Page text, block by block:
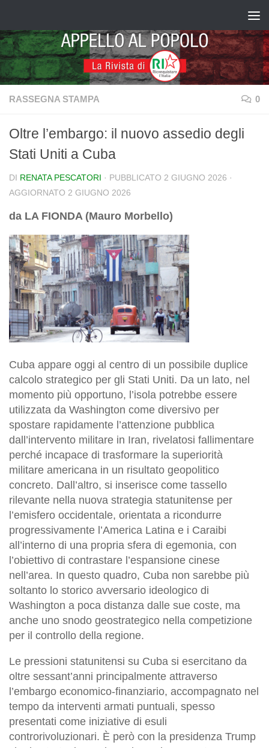
RASSEGNA STAMPA 0
Oltre l’embargo: il nuovo assedio degli
Stati Uniti a Cuba
DI RENATA PESCATORI · PUBBLICATO 2 GIUGNO 2026 ·
AGGIORNATO 2 GIUGNO 2026
da LA FIONDA (Mauro Morbello)
Cuba appare oggi al centro di un possibile duplice
calcolo strategico per gli Stati Uniti. Da un lato, nel
momento più opportuno, l’isola potrebbe essere
utilizzata da Washington come diversivo per
spostare rapidamente l’attenzione pubblica
dall’intervento militare in Iran, rivelatosi fallimentare
perché incapace di trasformare la superiorità
militare americana in un risultato geopolitico
concreto. Dall’altro, si inserisce come tassello
rilevante nella nuova strategia statunitense per
l’emisfero occidentale, orientata a ricondurre
progressivamente l’America Latina e i Caraibi
all’interno di una propria sfera di egemonia, con
l’obiettivo di contrastare l’espansione cinese
nell’area. In questo quadro, Cuba non sarebbe più
soltanto lo storico avversario ideologico di
Washington a poca distanza dalle sue coste, ma
anche uno snodo geostrategico nella competizione
per il controllo della regione.
Le pressioni statunitensi su Cuba si esercitano da
oltre sessant’anni principalmente attraverso
l’embargo economico-finanziario, accompagnato nel
tempo da interventi armati puntuali, spesso
presentati come iniziative di esuli
controrivoluzionari. È però con la presidenza Trump